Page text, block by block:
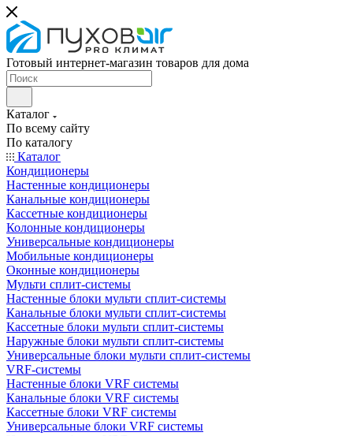
Готовый интернет-магазин товаров для дома
Каталог
По всему сайту
По каталогу
Каталог
Кондиционеры
Настенные кондиционеры
Канальные кондиционеры
Кассетные кондиционеры
Колонные кондиционеры
Универсальные кондиционеры
Мобильные кондиционеры
Оконные кондиционеры
Мульти сплит-системы
Настенные блоки мульти сплит-системы
Канальные блоки мульти сплит-системы
Кассетные блоки мульти сплит-системы
Наружные блоки мульти сплит-системы
Универсальные блоки мульти сплит-системы
VRF-системы
Настенные блоки VRF системы
Канальные блоки VRF системы
Кассетные блоки VRF системы
Универсальные блоки VRF системы